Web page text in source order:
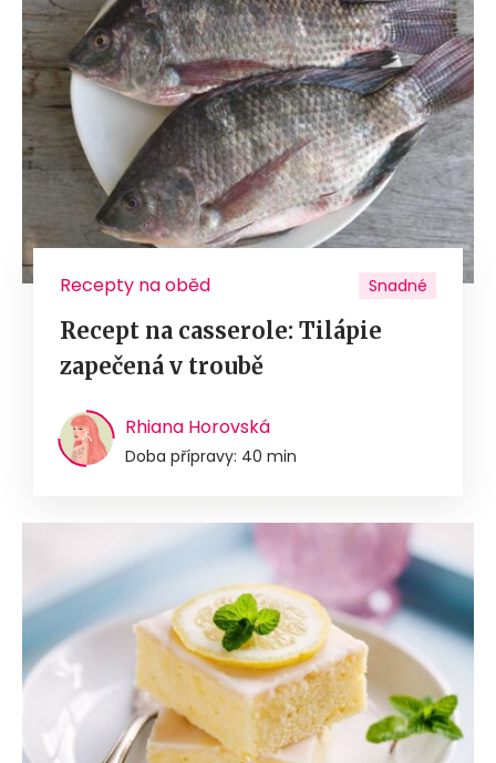
Recepty na oběd Snadné
Recept na casserole: Tilápie
zapečená v troubě
Rhiana Horovská
Doba přípravy: 40 min